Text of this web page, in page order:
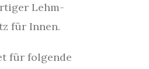
Lehm-
für Innen.
für folgende